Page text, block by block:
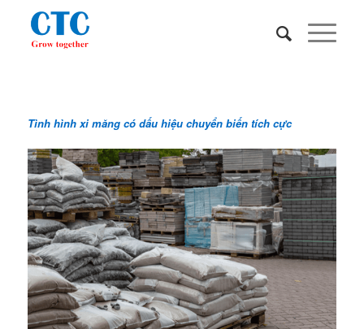
Tình hình xi măng có dấu hiệu chuyển biến tích cực